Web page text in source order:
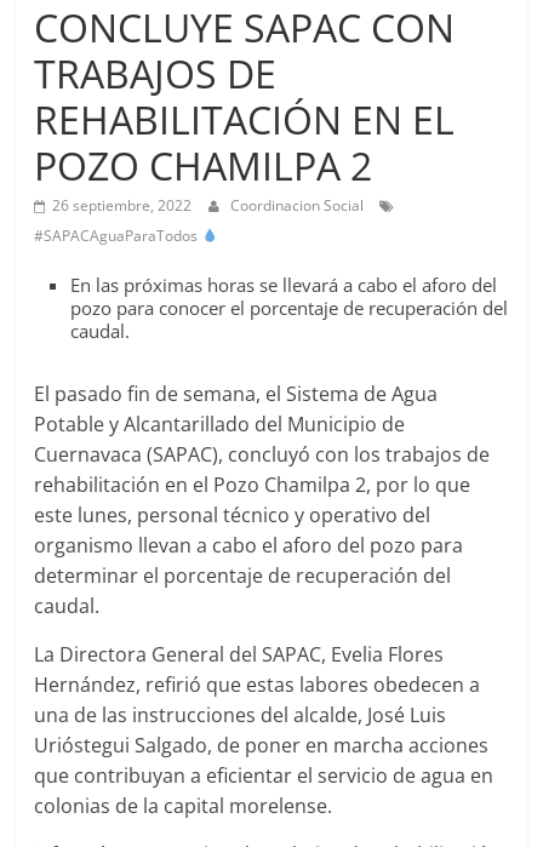
Potable
Alcantarillado
del
Municipio
de
Cuernavaca
CONCLUYE SAPAC CON
TRABAJOS DE
REHABILITACIÓN EN EL
POZO CHAMILPA 2
26 septiembre, 2022
Coordinacion Social
#SAPACAguaParaTodos
En las próximas horas se llevará a cabo el aforo del
pozo para conocer el porcentaje de recuperación del
caudal.
El pasado fin de semana, el Sistema de Agua
Potable y Alcantarillado del Municipio de
Cuernavaca (SAPAC), concluyó con los trabajos de
rehabilitación en el Pozo Chamilpa 2, por lo que
este lunes, personal técnico y operativo del
organismo llevan a cabo el aforo del pozo para
determinar el porcentaje de recuperación del
caudal.
La Directora General del SAPAC, Evelia Flores
Hernández, refirió que estas labores obedecen a
una de las instrucciones del alcalde, José Luis
Urióstegui Salgado, de poner en marcha acciones
que contribuyan a eficientar el servicio de agua en
colonias de la capital morelense.